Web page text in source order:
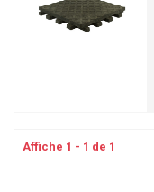
Affiche 1 - 1 de 1